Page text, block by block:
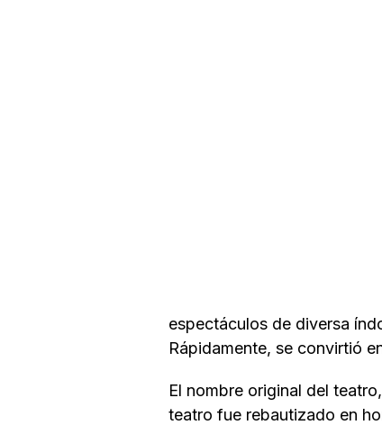
espectáculos de diversa
Rápidamente, se convirtió
El nombre original del
teatro fue rebautizado en